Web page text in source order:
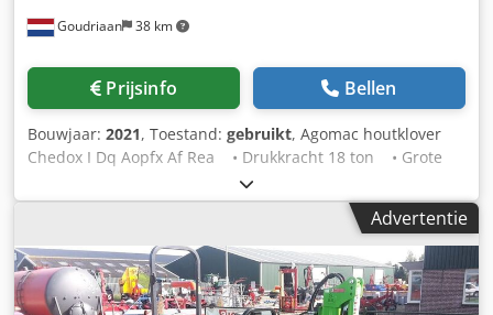
Goudriaan 38 km
Prijsinfo Bellen
Bouwjaar: 2021, Toestand: gebruikt, Agomac houtklover
Chedox I Dq Aopfx Af Rea • Drukkracht 18 ton • Grote
werktafel • Veilige 2 hands bediening met automatische
retour • 3 verstelmogelijkheden om grotere of kleinere
houtblokken te kunnen kloven • Zowel voor in de
driepunt als lepel insteek • Degelijk gebouwd • Handig
in gebruik Staat: Gebruikt Bouwjaar: 2021
Advertentie